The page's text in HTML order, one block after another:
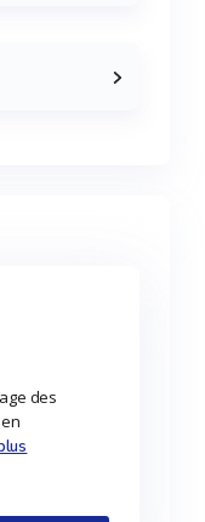
des